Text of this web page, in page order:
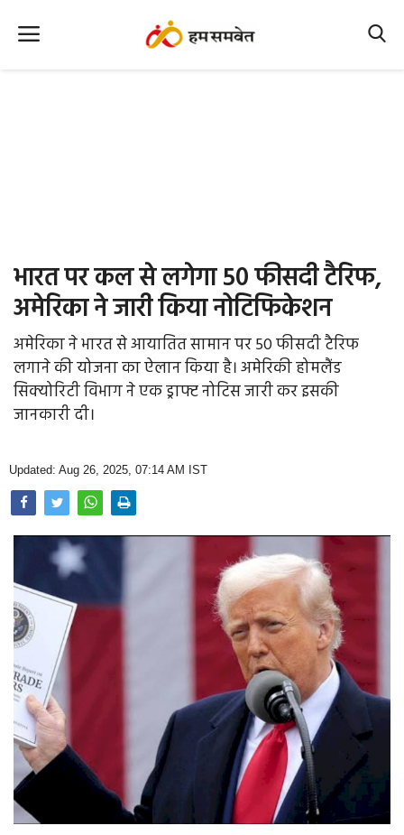
Office Office
Farm & Food
Opinion
Photo Gallery
Home
भारत पर कल से लगेगा 50 फीसदी टैरिफ,
अमेरिका ने जारी किया नोटिफिकेशन
अमेरिका ने भारत से आयातित सामान पर 50 फीसदी टैरिफ
लगाने की योजना का ऐलान किया है। अमेरिकी होमलैंड
सिक्योरिटी विभाग ने एक ड्राफ्ट नोटिस जारी कर इसकी
जानकारी दी।
Updated: Aug 26, 2025, 07:14 AM IST